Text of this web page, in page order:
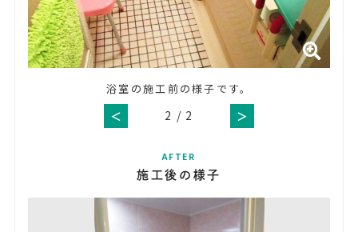
＜
浴室の施工前の様子です。
＞
2 / 2
AFTER
施工後の様子